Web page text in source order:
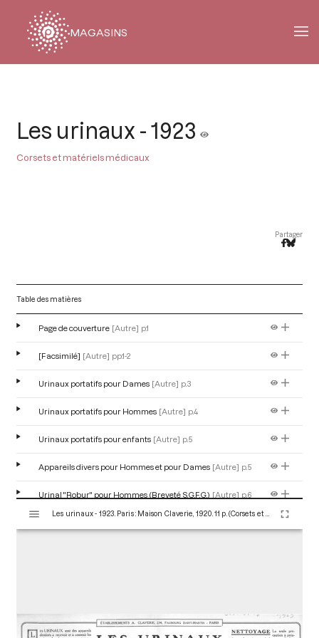
MAGASINS
Les urinaux - 1923
Corsets et matériels médicaux
Partager
Table des matières
Page de couverture [Autre] p.1
[Facsimilé] [Autre] pp.1-2
Urinaux portatifs pour Dames [Autre] p.3
Urinaux portatifs pour Hommes [Autre] p.4
Urinaux portatifs pour enfants [Autre] p.5
Appareils divers pour Hommes et pour Dames [Autre] p.5
Urinal "Robur" pour Hommes (Breveté S.G.F.G.) [Autre] p.6
Appareils pour anus contre nature [Autre]
s
e
u